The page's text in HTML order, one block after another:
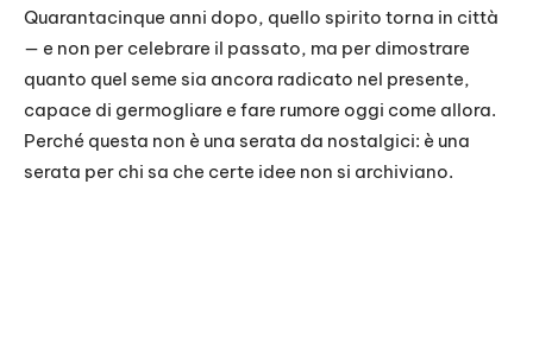
Quarantacinque anni dopo, quello spirito torna in città
— e non per celebrare il passato, ma per dimostrare
quanto quel seme sia ancora radicato nel presente,
capace di germogliare e fare rumore oggi come allora.
Perché questa non è una serata da nostalgici: è una
serata per chi sa che certe idee non si archiviano.